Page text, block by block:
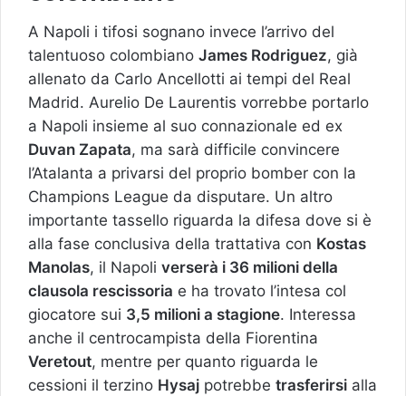
A Napoli i tifosi sognano invece l’arrivo del
talentuoso colombiano James Rodriguez, già
allenato da Carlo Ancellotti ai tempi del Real
Madrid. Aurelio De Laurentis vorrebbe portarlo
a Napoli insieme al suo connazionale ed ex
Duvan Zapata, ma sarà difficile convincere
l’Atalanta a privarsi del proprio bomber con la
Champions League da disputare. Un altro
importante tassello riguarda la difesa dove si è
alla fase conclusiva della trattativa con Kostas
Manolas, il Napoli verserà i 36 milioni della
clausola rescissoria e ha trovato l’intesa col
giocatore sui 3,5 milioni a stagione. Interessa
anche il centrocampista della Fiorentina
Veretout, mentre per quanto riguarda le
cessioni il terzino Hysaj potrebbe trasferirsi alla